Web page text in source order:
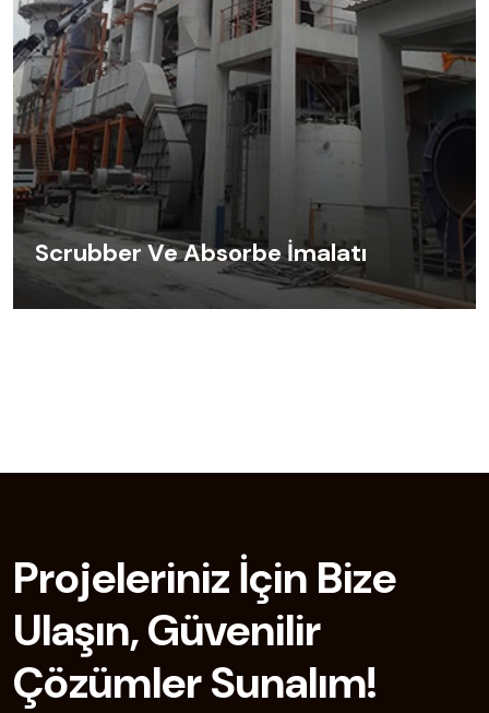
Scrubber Ve Absorbe İmalatı
Projeleriniz İçin Bize
Ulaşın, Güvenilir
Çözümler Sunalım!